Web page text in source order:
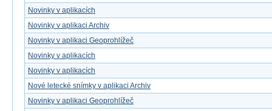
Novinky v aplikacích
Novinky v aplikaci Archiv
Novinky v aplikaci Geoprohlížeč
Novinky v aplikacích
Novinky v aplikacích
Nové letecké snímky v aplikaci Archiv
Novinky v aplikaci Geoprohlížeč